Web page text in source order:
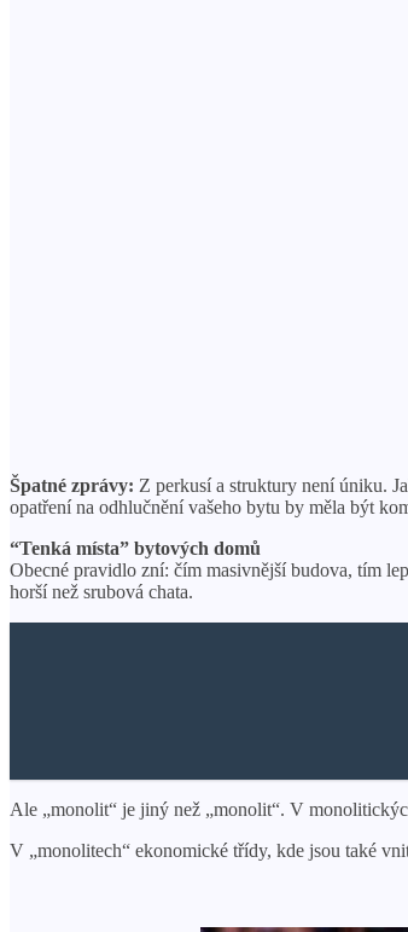
Špatné zprávy: Z perkusí a struktury není úniku.
opatření na odhlučnění vašeho bytu by měla být
“Tenká místa” bytových domů
Obecné pravidlo zní: čím masivnější budova, tím
horší než srubová chata.
Ale „monolit“ je jiný než „monolit“. V
V „monolitech“ ekonomické třídy, kde jsou také